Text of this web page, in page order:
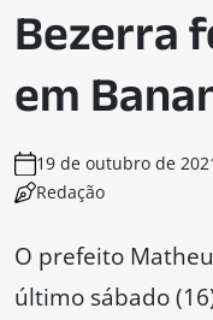
Bezerra
em
19 de outubro de
Redação
O prefeito
último sábado